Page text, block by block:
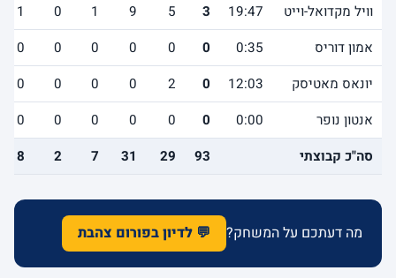
וויל מקדואל-וייט
19:47
3
5
9
1
0
1
אמון דוריס
0:35
0
0
0
0
0
0
יונאס מאטיסק
12:03
0
2
0
0
0
0
אנטון נופר
0:00
0
0
0
0
0
0
סה"כ קבוצתי
93
29
31
7
2
8
מה דעתכם על המשחק? 💬 לדיון בפורום צהבת